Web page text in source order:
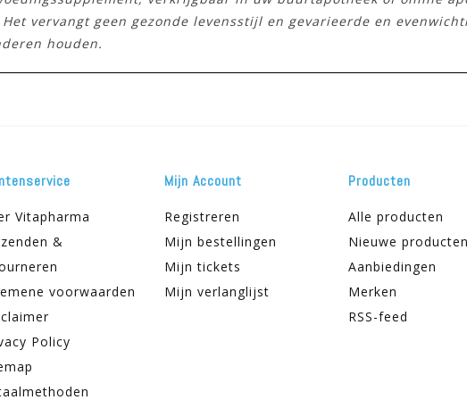
vervangt geen gezonde levensstijl en gevarieerde en
houden.
Vitapharma
&
voorwaarden
Policy
Mijn Account
Registreren
Mijn bestellingen
Mijn tickets
Mijn verlanglijst
Producten
Alle producten
Nieuwe producten
Aanbiedingen
Merken
RSS-feed